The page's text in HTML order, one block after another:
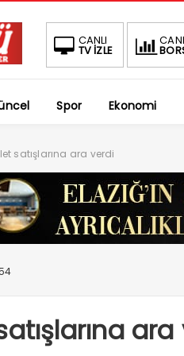
CANLI
TV İZLE
Spor Ekonomi
satışlarına ara verdi